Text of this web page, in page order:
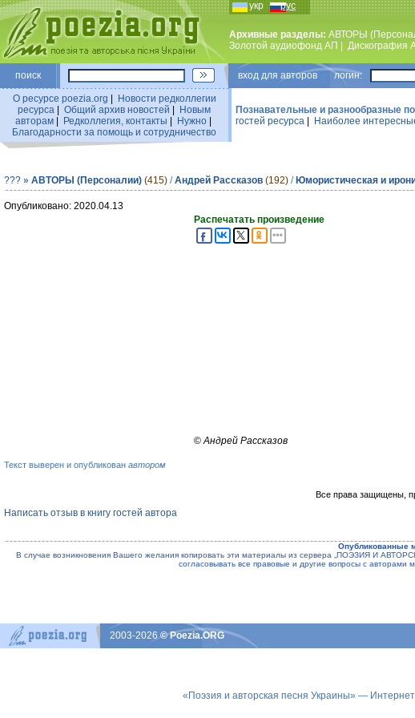
укр рус
Архивные разделы: АВТОРЫ
Золотой аудиофонд АП
Дискография
поиск вход для авторов логин:
О ресурсе poezia.org
Новости редколлегии
ресурса
Общий архив новостей
Новым
авторам| Редколлегия, контакты Нужно|
Благодарности за помощь и сотрудничество
Познавательные и разнообразные
гостей ресурса
Наиболее
??? » АВТОРЫ (Персоналии) (415) /Андрей Рассказов (192) / Юмористическая и
Опубликовано: 2020.04.13
Распечатать произведение
©Андрей Рассказов
Текст выверен и опубликован автором
Все права защищены,
Написать отзыв в книгу гостей автора
Опубликованные
В случае возникновения Вашего желания копировать эти материалы из сервера „ПОЭЗИЯ И
согласовывать все правовые и другие вопросы с
2003-2026© Poezia.ORG
«Поэзия и авторская песня Украины» —